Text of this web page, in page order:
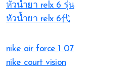
หัวน้ำยา relx 6 รุ่น
หัวน้ำยา relx 6代
nike air force 1 07
nike court vision